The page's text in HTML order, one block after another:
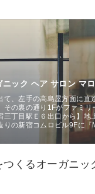
ニック ヘア サロン マ
、左手の高島屋方面に直
その裏の通り1Fがファミ
三丁目駅Ｅ６出口から】地
の新宿コムロビル9Fに『
くるオーガニッ